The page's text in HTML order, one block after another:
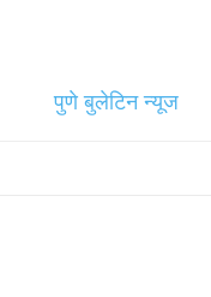
पुणे बुलेटिन न्यूज